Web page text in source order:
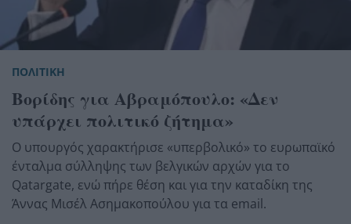
ΠΟΛΙΤΙΚΗ
Βορίδης για Αβραμόπουλο: «Δεν
υπάρχει πολιτικό ζήτημα»
Ο υπουργός χαρακτήρισε «υπερβολικό» το ευρωπαϊκό
ένταλμα σύλληψης των βελγικών αρχών για το
Qatargate, ενώ πήρε θέση και για την καταδίκη της
Άννας Μισέλ Ασημακοπούλου για τα email.